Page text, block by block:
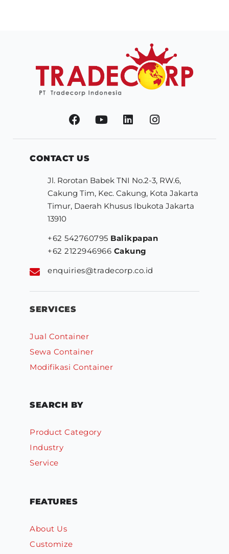
CONTACT US
Jl. Rorotan Babek TNI No.2-3, RW.6,
Cakung Tim, Kec. Cakung, Kota Jakarta
Timur, Daerah Khusus Ibukota Jakarta
13910
+62 542760795 Balikpapan
+62 2122946966 Cakung
enquiries@tradecorp.co.id
SERVICES
Jual Container
Sewa Container
Modifikasi Container
SEARCH BY
Product Category
Industry
Service
FEATURES
About Us
Customize